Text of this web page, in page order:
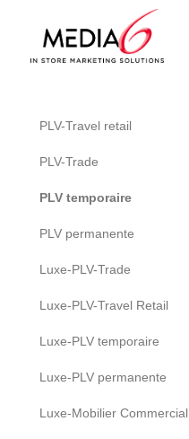
PLV-Travel retail
PLV-Trade
PLV temporaire
PLV permanente
Luxe-PLV-Trade
Luxe-PLV-Travel Retail
Luxe-PLV temporaire
Luxe-PLV permanente
Luxe-Mobilier Commercial